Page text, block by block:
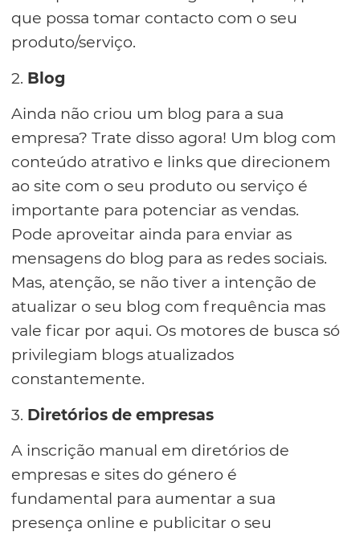
que possa tomar contacto com o seu
produto/serviço.
2. Blog
Ainda não criou um blog para a sua
empresa? Trate disso agora! Um blog com
conteúdo atrativo e links que direcionem
ao site com o seu produto ou serviço é
importante para potenciar as vendas.
Pode aproveitar ainda para enviar as
mensagens do blog para as redes sociais.
Mas, atenção, se não tiver a intenção de
atualizar o seu blog com frequência mas
vale ficar por aqui. Os motores de busca só
privilegiam blogs atualizados
constantemente.
3. Diretórios de empresas
A inscrição manual em diretórios de
empresas e sites do género é
fundamental para aumentar a sua
presença online e publicitar o seu